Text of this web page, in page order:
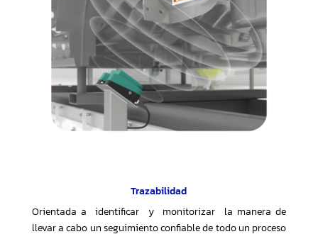
Trazabilidad
Orientada a
identificar y monitorizar
la manera de
llevar a cabo un seguimiento confiable de todo un proceso